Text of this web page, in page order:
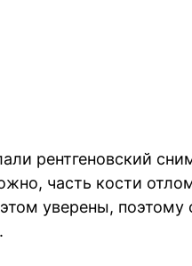
рентгеновский
часть кости
уверены,